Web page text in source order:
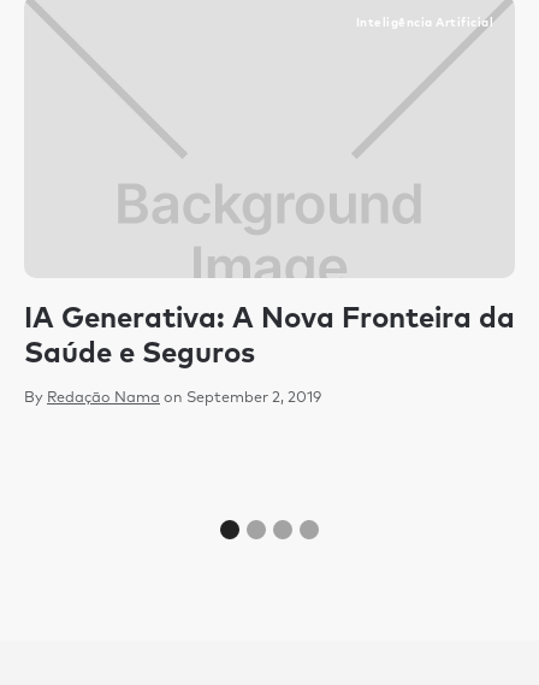
Inteligência Artificial
IA Generativa: A Nova Fronteira da
Saúde e Seguros
By Redação Nama on September 2, 2019